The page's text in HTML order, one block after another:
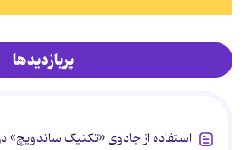
پربازدیدها
استفاده از جادوی «تکنیک ساندویچ»